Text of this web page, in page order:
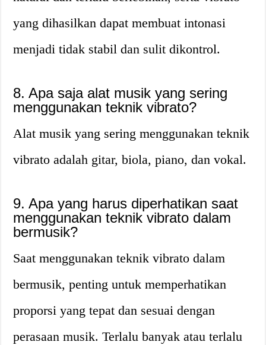
yang dihasilkan dapat membuat intonasi
menjadi tidak stabil dan sulit dikontrol.
8. Apa saja alat musik yang sering
menggunakan teknik vibrato?
Alat musik yang sering menggunakan teknik
vibrato adalah gitar, biola, piano, dan vokal.
9. Apa yang harus diperhatikan saat
menggunakan teknik vibrato dalam
bermusik?
Saat menggunakan teknik vibrato dalam
bermusik, penting untuk memperhatikan
proporsi yang tepat dan sesuai dengan
perasaan musik. Terlalu banyak atau terlalu